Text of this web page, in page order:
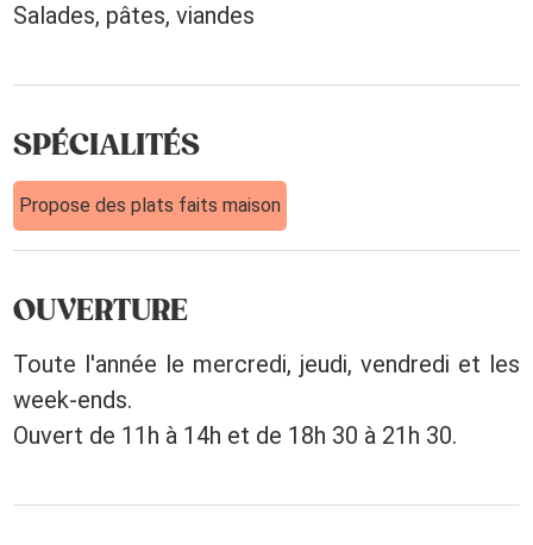
Salades, pâtes, viandes
SPÉCIALITÉS
Propose des plats faits maison
OUVERTURE
Toute l'année le mercredi, jeudi, vendredi et les
week-ends.
Ouvert de 11h à 14h et de 18h 30 à 21h 30.